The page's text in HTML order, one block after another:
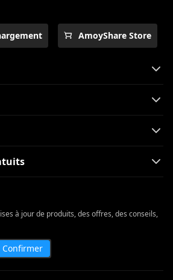
AmoyShare Store
à jour de produits, des offres, des conseils,
Confirmer